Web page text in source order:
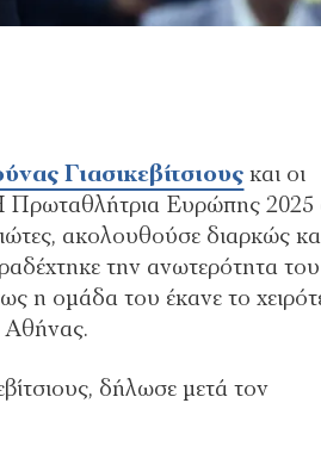
Γιασικεβίτσιους και οι
Πρωταθλήτρια Ευρώπης 2025
ακολουθούσε διαρκώς
την ανωτερότητα του
η ομάδα του έκανε το
Αθήνας.
δήλωσε μετά τον